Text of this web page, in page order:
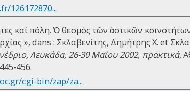
126172870...
καί πόλη. Ὁ θεσµός τῶν ἀστικῶν
», dans : Σκλαβενίτης, Δημήτρης Χ. et
Λευκάδα, 26-30 Μαΐου 2002, πρακτικά,
456.
cgi-bin/zap/za...